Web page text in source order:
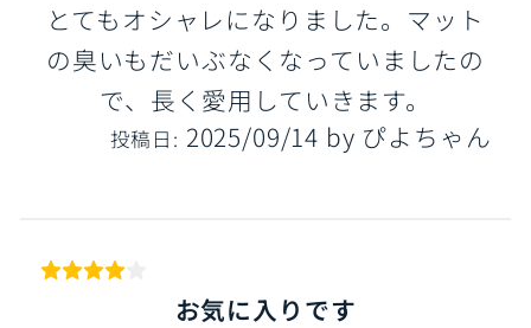
とてもオシャレになりました。マット
の臭いもだいぶなくなっていましたの
で、長く愛用していきます。
投稿日: 2025/09/14 by ぴよちゃん
お気に入りです